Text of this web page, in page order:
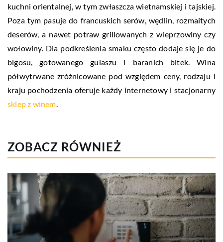
kuchni orientalnej, w tym zwłaszcza wietnamskiej i tajskiej.
Poza tym pasuje do francuskich serów, wędlin, rozmaitych
deserów, a nawet potraw grillowanych z wieprzowiny czy
wołowiny. Dla podkreślenia smaku często dodaje się je do
bigosu, gotowanego gulaszu i baranich bitek. Wina
półwytrwane zróżnicowane pod względem ceny, rodzaju i
kraju pochodzenia oferuje każdy internetowy i stacjonarny
sklep z winem.
ZOBACZ RÓWNIEŻ